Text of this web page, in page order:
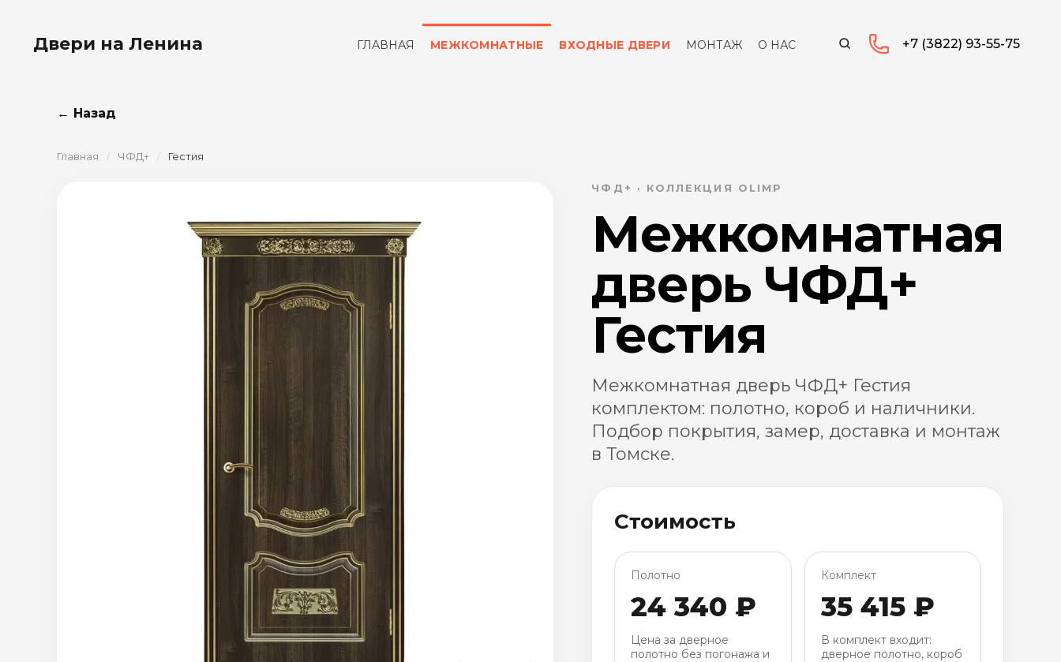
Двери на Ленина ГЛАВНАЯ МЕЖКОМНАТНЫЕ ВХОДНЫЕ ДВЕРИ МОНТАЖ О НАС +7 (3822) 93-55-75
← Назад
Главная / ЧФД+ / Гестия
ЧФД+ · КОЛЛЕКЦИЯ OLIMP
Межкомнатная
дверь ЧФД+
Гестия
Межкомнатная дверь ЧФД+ Гестия
комплектом: полотно, короб и наличники.
Подбор покрытия, замер, доставка и монтаж
в Томске.
Стоимость
Полотно
24 340 ₽
Цена за дверное
полотно без погонажа и
Комплект
35 415 ₽
В комплект входит:
дверное полотно, короб